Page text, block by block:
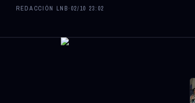
REDACCIÓN LNB· 02/10 23:02